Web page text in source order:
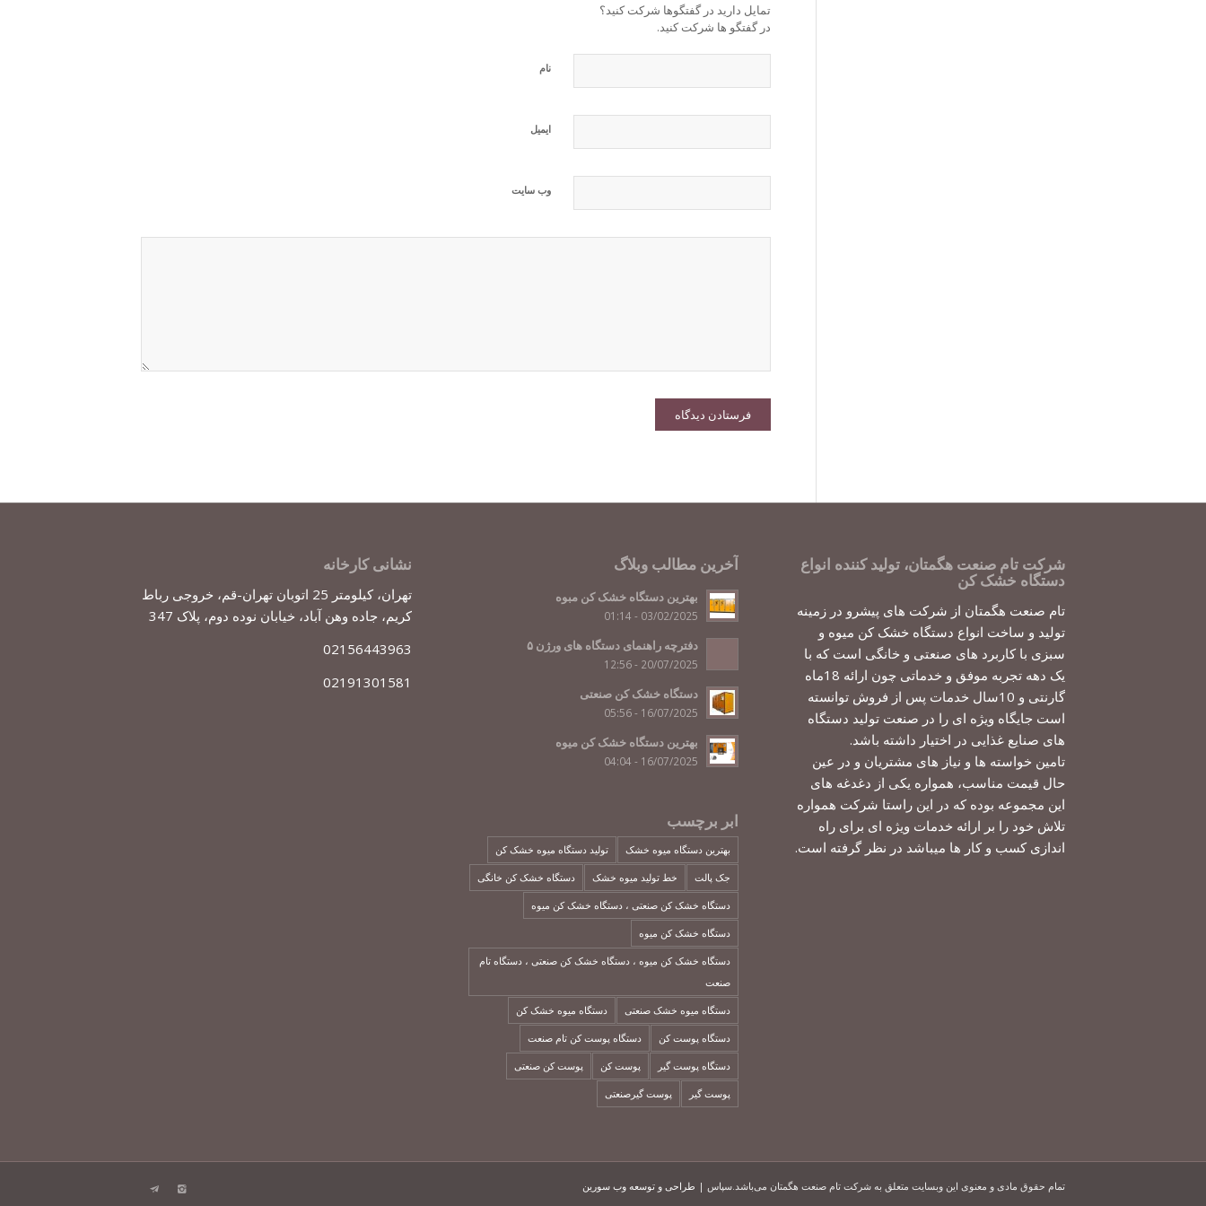
تمایل دارید در گفتگوها شرکت کنید؟
در گفتگو ها شرکت کنید.
نام
ایمیل
وب‌ سایت
شرکت تام صنعت هگمتان، تولید کننده انواع
دستگاه خشک کن
تام صنعت هگمتان از شرکت های پیشرو در زمینه
تولید و ساخت انواع دستگاه خشک کن میوه و
سبزی با کاربرد های صنعتی و خانگی است که با
یک دهه تجربه موفق و خدماتی چون ارائه 18ماه
گارنتی و 10سال خدمات پس از فروش توانسته
است جایگاه ویژه ای را در صنعت تولید دستگاه
های صنایع غذایی در اختیار داشته باشد.
تامین خواسته ها و نیاز های مشتریان و در عین
حال قیمت مناسب، همواره یکی از دغدغه های
این مجموعه بوده که در این راستا شرکت همواره
تلاش خود را بر ارائه خدمات ویژه ای برای راه
اندازی کسب و کار ها میباشد در نظر گرفته است.
آخرین مطالب وبلاگ
بهترین دستگاه خشک کن مبوه
03/02/2025 - 01:14
دفترچه راهنمای دستگاه های ورژن ۵
20/07/2025 - 12:56
دستگاه خشک کن صنعتی
16/07/2025 - 05:56
بهترین دستگاه خشک کن میوه
16/07/2025 - 04:04
ابر برچسب
بهترین دستگاه میوه خشک تولید دستگاه میوه خشک کن
جک پالت خط تولید میوه خشک دستگاه خشک کن خانگی
دستگاه خشک کن صنعتی ، دستگاه خشک کن میوه
دستگاه خشک کن میوه
دستگاه خشک کن میوه ، دستگاه خشک کن صنعتی ، دستگاه تام
صنعت
دستگاه میوه خشک صنعتی دستگاه میوه خشک کن
دستگاه پوست کن دستگاه پوست کن تام صنعت
دستگاه پوست گیر پوست کن پوست کن صنعتی
پوست گیر پوست گیرصنعتی
نشانی کارخانه
تهران، کیلومتر 25 اتوبان تهران-قم، خروجی رباط
کریم، جاده وهن آباد، خیابان نوده دوم، پلاک 347
02156443963
02191301581
تمام حقوق مادی و معنوی این وبسایت متعلق به شرکت تام صنعت هگمتان می‌باشد.سپاس | طراحی و توسعه وب سورین